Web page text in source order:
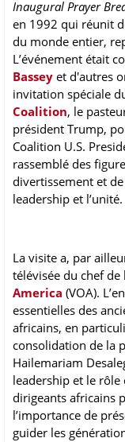
Inaugural Prayer
en 1992 qui réunit
du monde entier,
L’événement était
Bassey et d'autres
invitation spéciale
Coalition, le
président Trump,
Coalition U.S.
rassemblé des
divertissement et
leadership et l’unité.
La visite a, par
télévisée du chef
America (VOA).
essentielles des
africains, en
consolidation de la
Hailemariam
leadership et le
dirigeants africains
l’importance de
guider les